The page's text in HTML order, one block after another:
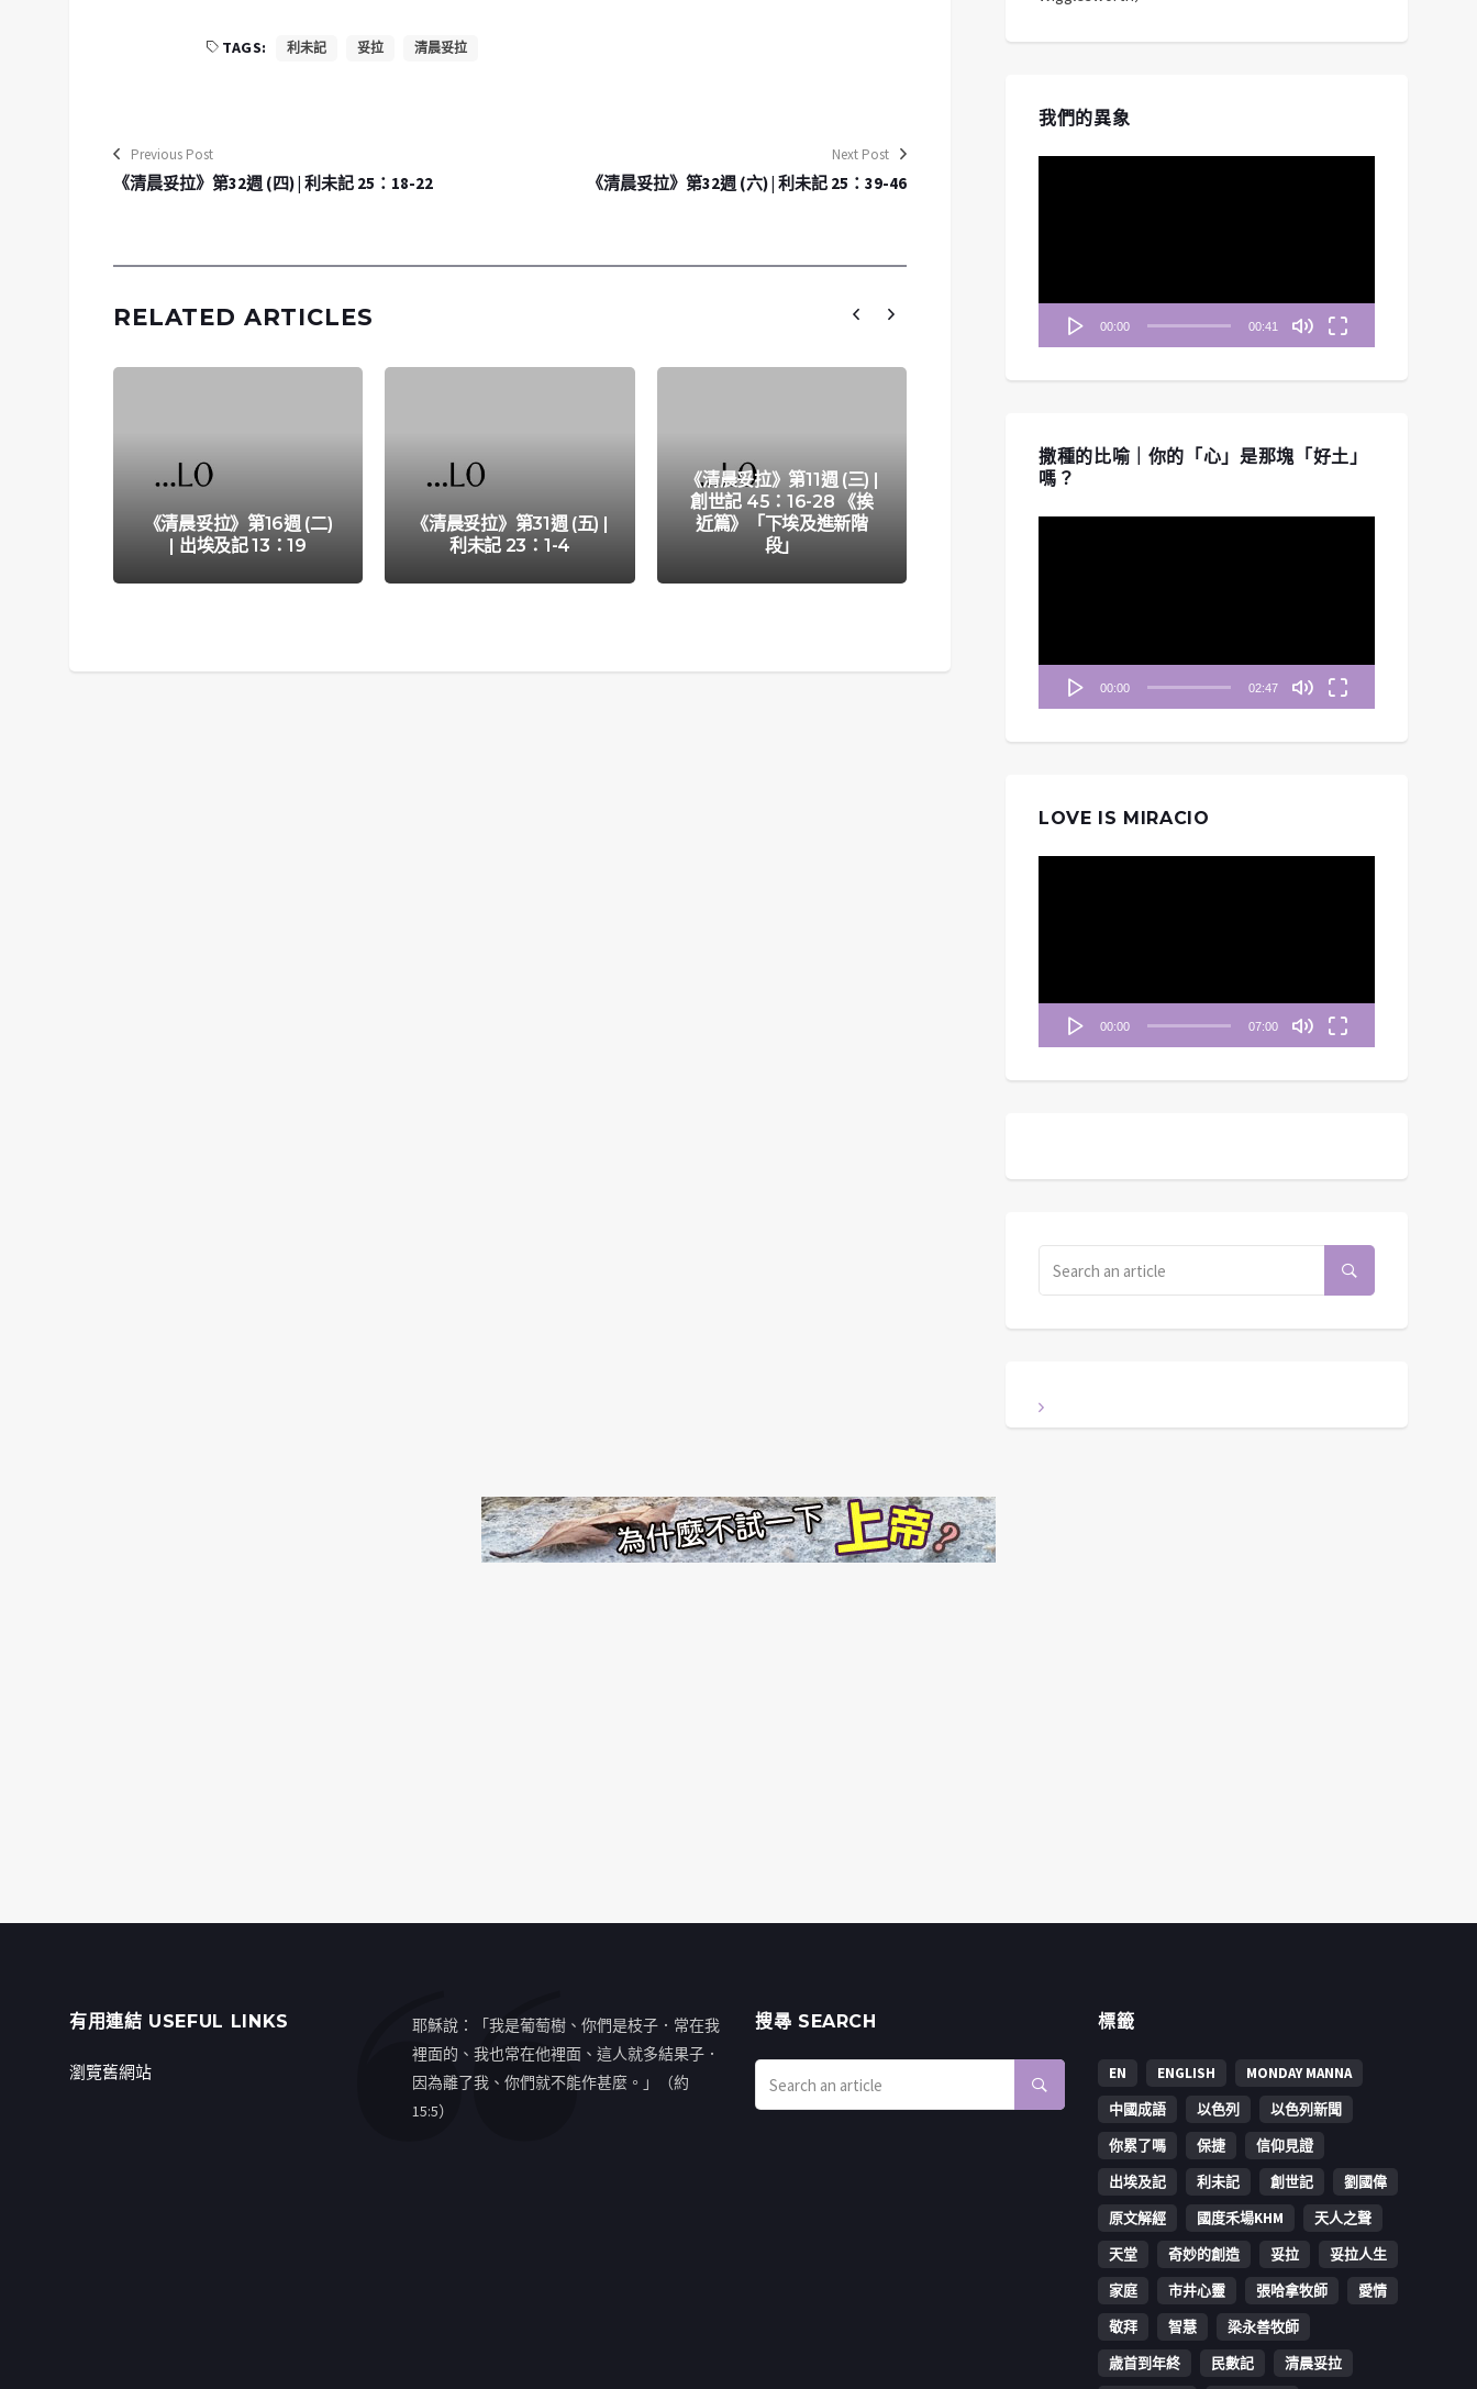
TAGS: 利未記 妥拉 清晨妥拉
Previous Post
《清晨妥拉》第32週 (四) | 利未記 25：18-22
Next Post
《清晨妥拉》第32週 (六) | 利未記 25：39-46
RELATED ARTICLES
《清晨妥拉》第16週 (二)
| 出埃及記 13：19
《清晨妥拉》第31週 (五) |
利未記 23：1-4
《清晨妥拉》第11週 (三) |
創世記 45：16-28 《挨
近篇》「下埃及進新階
段」
《清晨妥拉》第13週 (三) |
《清晨妥拉》第30週 (四)
我們的異象
00:00 00:41
撒種的比喻｜你的「心」是那塊「好土」
嗎？
00:00 02:47
LOVE IS MIRACIO
00:00 07:00
有用連結 USEFUL LINKS
瀏覽舊網站
耶穌說：「我是葡萄樹、你們是枝子．常在我
裡面的、我也常在他裡面、這人就多結果子．
因為離了我、你們就不能作甚麼。」（約
15:5）
搜㝷 SEARCH 標籤
EN ENGLISH
MONDAY MANNA
中國成語
以色列
以色列新聞
你累了嗎
保捷
信仰見證
出埃及記
利未記 創世記
劉國偉
原文解經
國度禾場KHM
天人之聲
天堂
奇妙的創造 妥拉
妥拉人生
家庭
市井心靈 張哈拿牧師
愛情
敬拜
智慧
梁永善牧師
歳首到年終
民數記 清晨妥拉